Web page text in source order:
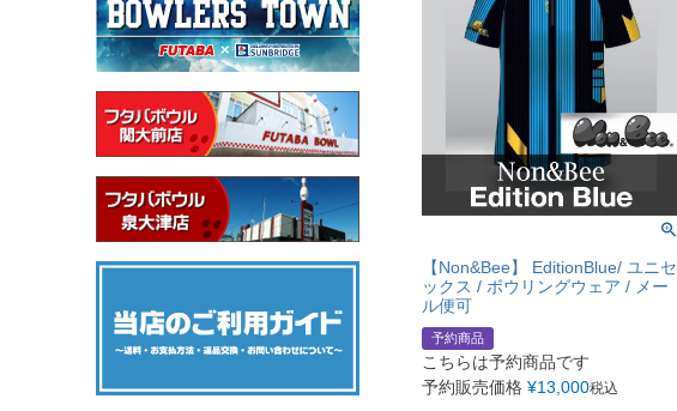
【Non&Bee】 EditionBlue/ ユニセ
ックス / ボウリングウェア / メー
ル便可
予約商品
こちらは予約商品です
予約販売価格 ¥13,000税込